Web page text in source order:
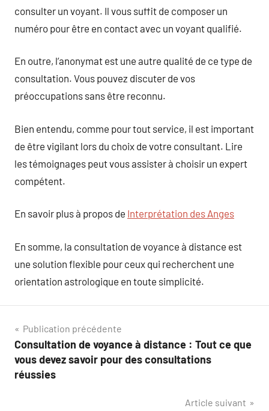
consulter un voyant. Il vous suffit de composer un
numéro pour être en contact avec un voyant qualifié.
En outre, l’anonymat est une autre qualité de ce type de
consultation. Vous pouvez discuter de vos
préoccupations sans être reconnu.
Bien entendu, comme pour tout service, il est important
de être vigilant lors du choix de votre consultant. Lire
les témoignages peut vous assister à choisir un expert
compétent.
En savoir plus à propos de Interprétation des Anges
En somme, la consultation de voyance à distance est
une solution flexible pour ceux qui recherchent une
orientation astrologique en toute simplicité.
Navigation
de
l’article
Publication précédente
Consultation de voyance à distance : Tout ce que
vous devez savoir pour des consultations
réussies
Article suivant